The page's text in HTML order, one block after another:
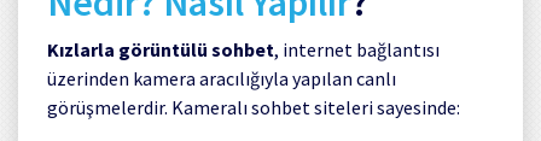
Kızlarla görüntülü sohbet, internet bağlantısı
üzerinden kamera aracılığıyla yapılan canlı
görüşmelerdir. Kameralı sohbet siteleri sayesinde: